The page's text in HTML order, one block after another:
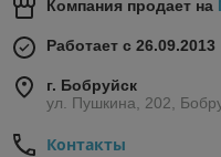
Компания продает на
Работает с 26.09.2013
г. Бобруйск
ул. Пушкина, 202,
Контакты